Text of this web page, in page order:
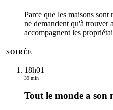
Parce que les maisons
ne demandent qu'à trouver
accompagnent les
SOIRÉE
18h01
39 min
Tout le monde a son